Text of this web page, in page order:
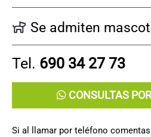
Se admiten
Tel. 690 34 27 73
CONSULTAS
Si al llamar por teléfono